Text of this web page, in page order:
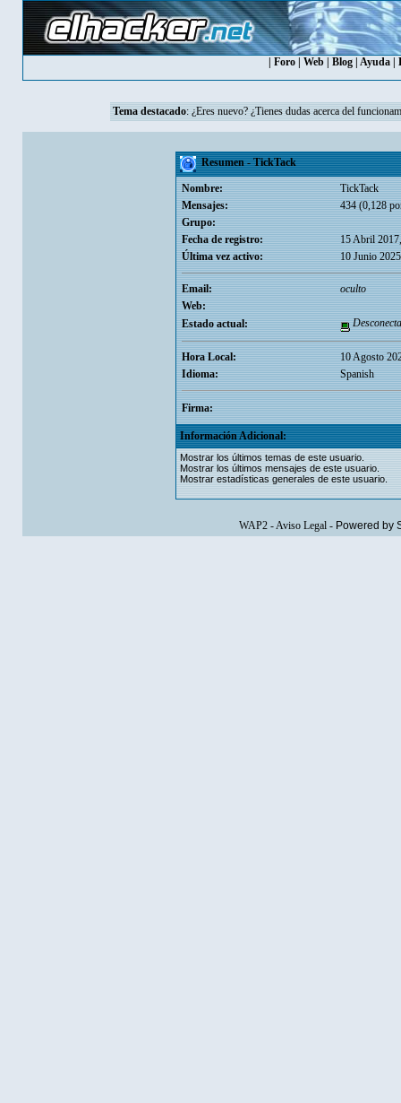
Foro| Web| Blog| Ayuda|
Tema destacado: ¿Eres nuevo? ¿Tienes dudas acerca del
Resumen - TickTack
Nombre:
TickTack
Mensajes:
434 (0,128
Grupo:
Fecha de registro:
15 Abril
Última vez activo:
10 Junio
Email:
oculto
Web:
Estado actual:
Hora Local:
10 Agosto
Idioma:
Spanish
Firma:
Información Adicional:
Mostrar los últimos temas de este usuario.
Mostrar los últimos mensajes de este usuario.
Mostrar estadísticas generales de este usuario.
WAP2-Aviso Legal- Powered by